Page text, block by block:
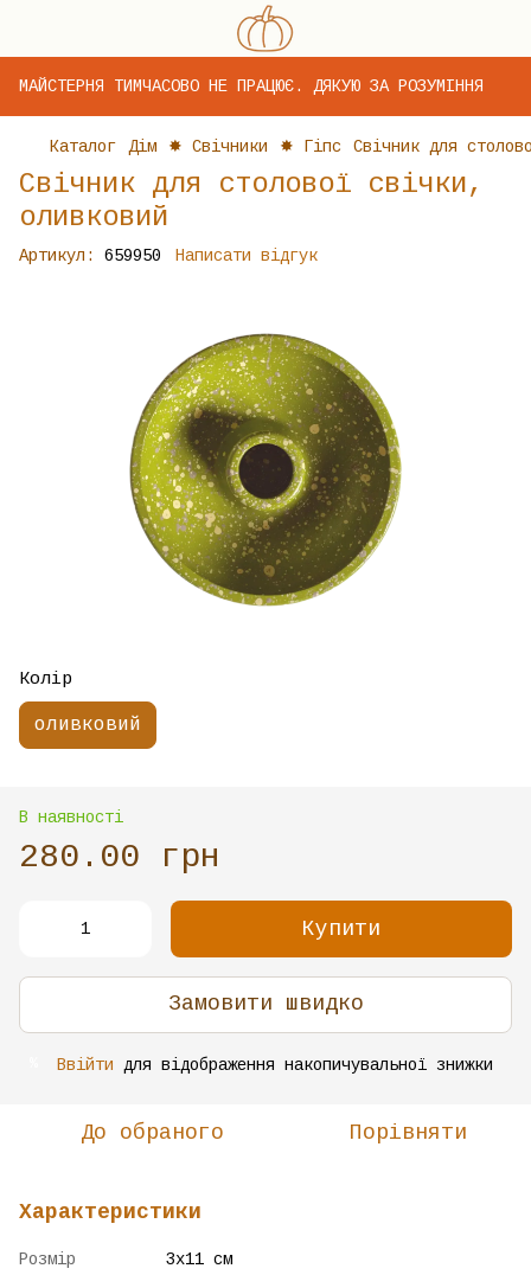
МАЙСТЕРНЯ ТИМЧАСОВО НЕ ПРАЦЮЄ. ДЯКУЮ ЗА РОЗУМІННЯ
Каталог Дім ✸ Свічники ✸ Гіпс Свічник для
Свічник для столової свічки,
оливковий
Артикул: 659950 Написати відгук
Колір
оливковий
В наявності
280.00 грн
Купити
Замовити швидко
Ввійти для відображення накопичувальної знижки
До обраного Порівняти
Характеристики
Розмір
3х11 см